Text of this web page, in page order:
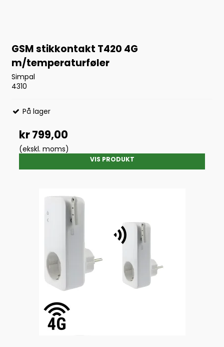
GSM stikkontakt T420 4G
m/temperaturføler
Simpal
4310
På lager
kr 799,00
(ekskl. moms)
VIS PRODUKT